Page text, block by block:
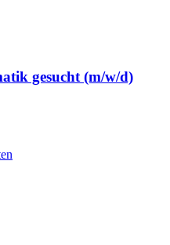
gesucht (m/w/d)